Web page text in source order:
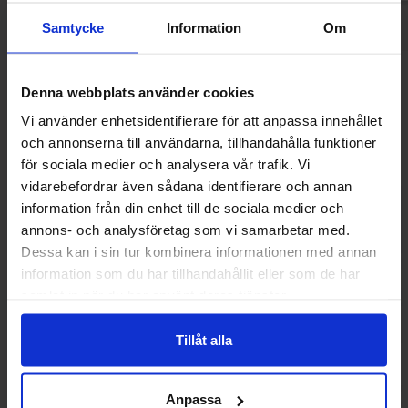
Samtycke Information Om
Denna webbplats använder cookies
Vi använder enhetsidentifierare för att anpassa innehållet
och annonserna till användarna, tillhandahålla funktioner
för sociala medier och analysera vår trafik. Vi
vidarebefordrar även sådana identifierare och annan
information från din enhet till de sociala medier och
annons- och analysföretag som vi samarbetar med.
Dessa kan i sin tur kombinera informationen med annan
information som du har tillhandahållit eller som de har
Tillåt alla
Anpassa
Andre kunne lide
-32% -59%